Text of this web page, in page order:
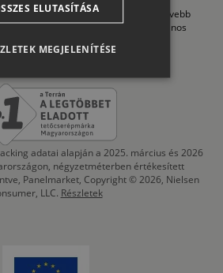
korlátozásokat tartalmaznak, bővebb
oldalon és az onnan letölthető Általános
Feltételeinkben talál.
adatai alapján a 2025. március és 2026
négyzetméterben értékesített
Panelmarket, Copyright © 2026, Nielsen
LLC. Részletek
SR
RO-HU
ITALIAN
ELUTASÍTÁSA
MEGJELENÍTÉSE